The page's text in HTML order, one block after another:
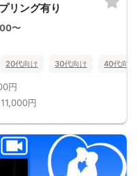
リング有り
〜
20代向け 30代向け 40代向け
円
11,000円